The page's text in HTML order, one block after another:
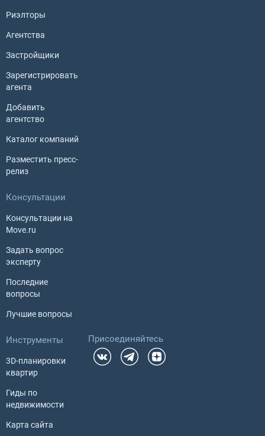
Риэлторы
Агентства
Застройщики
Зарегистрировать
агента
Добавить
агентство
Каталог компаний
Разместить пресс-
релиз
Консультации
Консультации на
Move.ru
Задать вопрос
эксперту
Последние
вопросы
Лучшие вопросы
Инструменты
3D-планировки
квартир
Гиды по
недвижимости
Карта сайта
Присоединяйтесь